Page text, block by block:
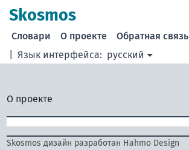
Skosmos
Язык интерфейса: русский
Словари О проекте Обратная связь
О проекте
Skosmos дизайн разработан Hahmo Design